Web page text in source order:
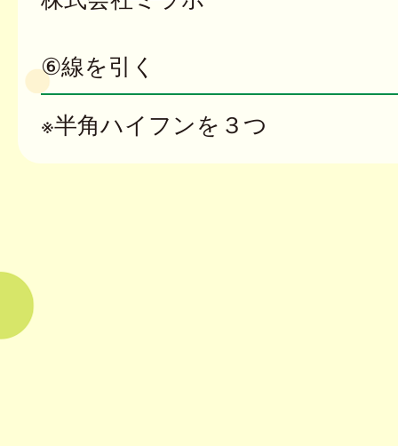
⑥線を引く
※半角ハイフンを３つ